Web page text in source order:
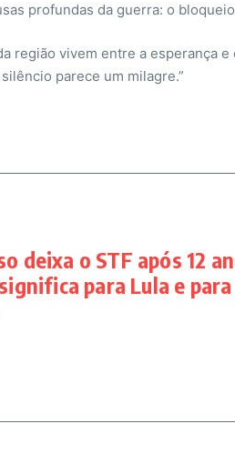
profundas da guerra: o
região vivem entre a esperança
parece um milagre.”
deixa o STF após 12
para Lula e